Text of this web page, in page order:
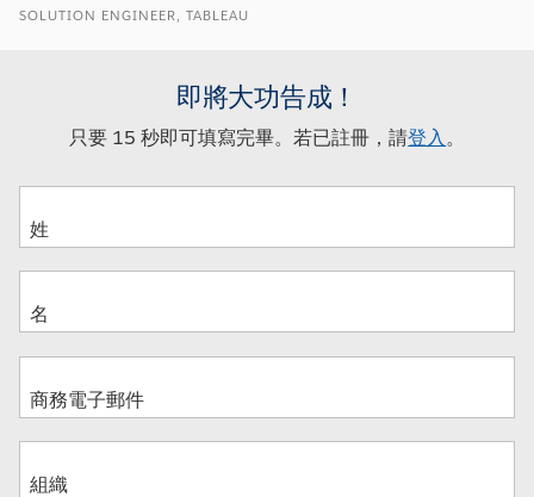
SOLUTION ENGINEER, TABLEAU
即將大功告成！
只要 15 秒即可填寫完畢。若已註冊，請登入。